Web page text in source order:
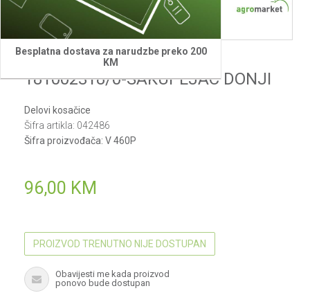
Besplatna dostava za narudzbe preko 200
KM
Villager
181002318/0-SAKUPLJAC DONJI
Delovi kosačice
Šifra artikla: 042486
Šifra proizvođača: V 460P
96,00 KM
PROIZVOD TRENUTNO NIJE DOSTUPAN
Obavijesti me kada proizvod
ponovo bude dostupan